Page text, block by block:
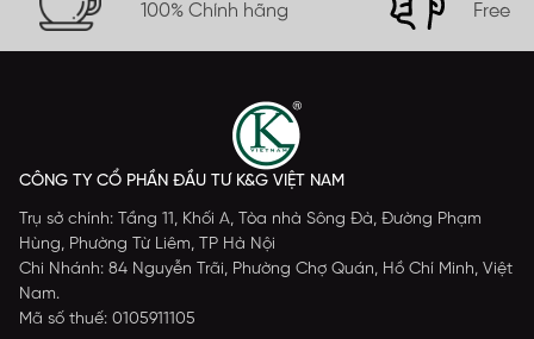
100% Chính hãng
Free
CÔNG TY CỔ PHẦN ĐẦU TƯ K&G VIỆT NAM
Trụ sở chính: Tầng 11, Khối A, Tòa nhà Sông Đà, Đường Phạm
Hùng, Phường Từ Liêm, TP Hà Nội
Chi Nhánh: 84 Nguyễn Trãi, Phường Chợ Quán, Hồ Chí Minh, Việt
Nam.
Mã số thuế: 0105911105